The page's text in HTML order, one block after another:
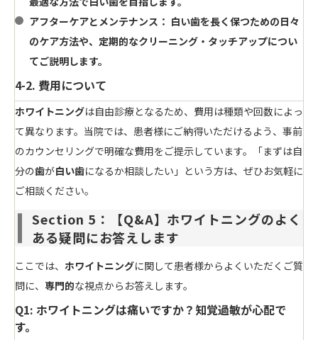
アフターケアとメンテナンス： 白い歯を長く保つための日々
のケア方法や、定期的なクリーニング・タッチアップについ
てご説明します。
4-2. 費用について
ホワイトニングは自由診療となるため、費用は種類や回数によっ
て異なります。当院では、患者様にご納得いただけるよう、事前
のカウンセリングで明確な費用をご提示しています。「まずは自
分の歯が白い歯になるか相談したい」という方は、ぜひお気軽に
ご相談ください。
Section 5：【Q&A】ホワイトニングのよく
ある疑問にお答えします
ここでは、 ホワイトニングに関して患者様からよくいただくご質
問に、 専門的な視点からお答えします。
Q1: ホワイトニングは痛いですか？知覚過敏が心配で
す。